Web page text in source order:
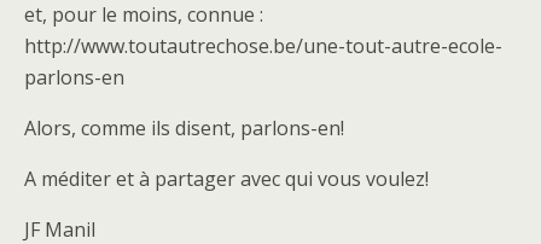
et, pour le moins, connue :
http://www.toutautrechose.be/une-tout-autre-ecole-
parlons-en
Alors, comme ils disent, parlons-en!
A méditer et à partager avec qui vous voulez!
JF Manil